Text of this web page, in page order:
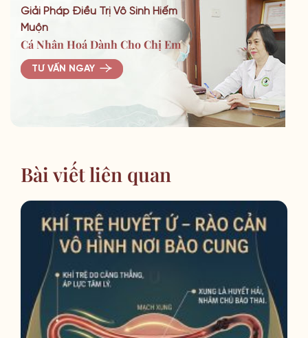
Giải Pháp Điều Trị Vô Sinh Hiếm
Muộn
Cá Nhân Hoá Dành Cho Chị Em
TƯ VẤN NGAY
Bài viết liên quan